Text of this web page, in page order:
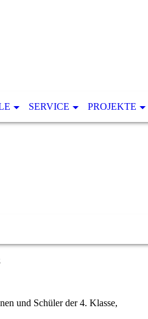
SERVICE PROJEKTE
und Schüler der 4. Klasse,